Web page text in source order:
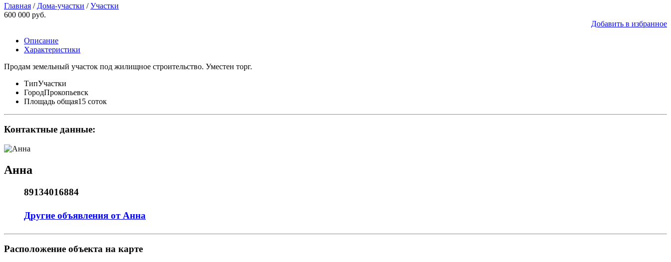
Главная / Дома-участки /Участки
600 000 руб.
Добавить в избранное
Описание
Характеристики
Продам земельный участок под жилищное строительство. Уместен торг.
ТипУчастки
ГородПрокопьевск
Площадь общая15 соток
Контактные данные:
Анна
89134016884
Другие объявления от Анна
Pасположение объекта на карте